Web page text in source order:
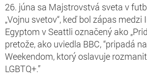
26. júna sa Majstrovstvá sveta v
„Vojnu svetov“, keď bol zápas medzi
Egyptom v Seattli označený ako
pretože, ako uviedla BBC, “pripadá
Weekendom, ktorý oslavuje
LGBTQ+.”